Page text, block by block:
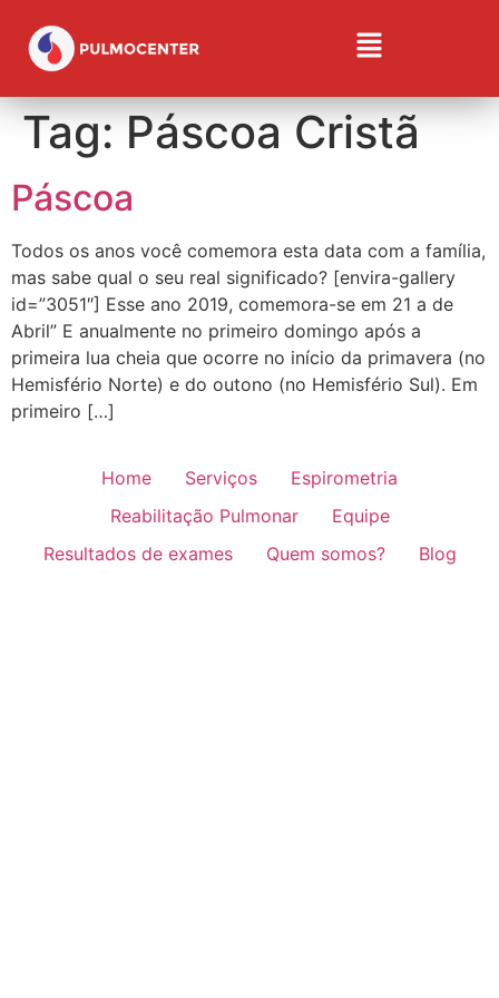
Tag:Páscoa Cristã
Páscoa
Todos os anos você comemora esta data com a família,
mas sabe qual o seu real significado? [envira-gallery
id=”3051″] Esse ano 2019, comemora-se em 21 a de
Abril” E anualmente no primeiro domingo após a
primeira lua cheia que ocorre no início da primavera (no
Hemisfério Norte) e do outono (no Hemisfério Sul). Em
primeiro […]
Home Serviços
Espirometria
Reabilitação Pulmonar
Equipe
Resultados de exames
Quem somos? Blog